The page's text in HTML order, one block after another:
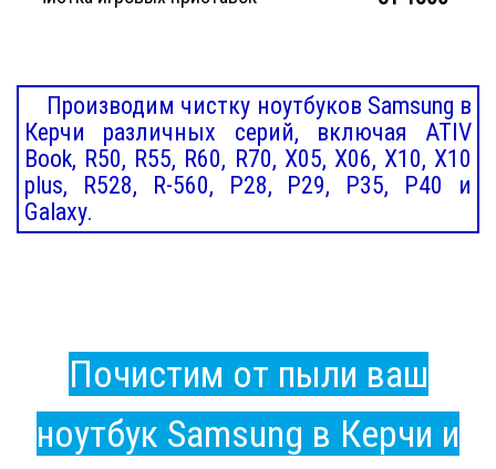
Производим чистку ноутбуков Samsung в
Керчи различных серий, включая ATIV
Book, R50, R55, R60, R70, X05, X06, X10, X10
plus, R528, R-560, P28, P29, P35, P40 и
Galaxy.
Почистим от пыли ваш
ноутбук Samsung в Керчи и